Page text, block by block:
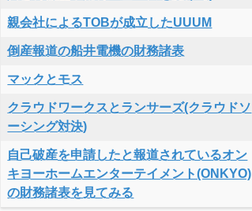
親会社によるTOBが成立したUUUM
倒産報道の船井電機の財務諸表
マックとモス
クラウドワークスとランサーズ(クラウドソ
ーシング対決)
自己破産を申請したと報道されているオン
キヨーホームエンターテイメント(ONKYO)
の財務諸表を見てみる